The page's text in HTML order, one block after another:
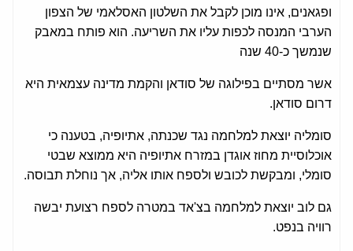
ופגאנים, אינו מוכן לקבל את השלטון האסלאמי של הצפון
הערבי המנסה לכפות עליו את השריעה. הוא פותח במאבק
שנמשך כ-40 שנה
אשר מסתיים בפילוגה של סודאן והקמת מדינה עצמאית היא
דרום סודאן.
סומליה יוצאת למלחמה נגד שכנתה, אתיופיה, בטענה כי
אוכלוסיית מחוז אוגדן במזרח אתיופיה היא ממוצא שבטי
סומלי, ומבקשת לכובש ולספח אותו אליה, אך נוחלת תבוסה.
גם לוב יוצאת למלחמה בצ'אד במטרה לספח רצועת יבשה
רוויה בנפט.